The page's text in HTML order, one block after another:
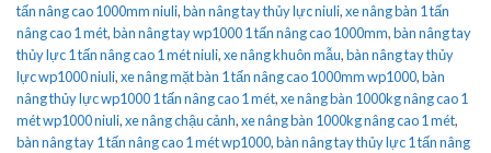
tấn nâng cao 1000mm niuli,bàn nâng tay thủy lực niuli,xe nâng bàn 1 tấn
nâng cao 1 mét,bàn nâng tay wp1000 1 tấn nâng cao 1000mm,bàn nâng tay
thủy lực 1 tấn nâng cao 1 mét niuli,xe nâng khuôn mẫu,bàn nâng tay thủy
lực wp1000 niuli,xe nâng mặt bàn 1 tấn nâng cao 1000mm wp1000,bàn
nâng thủy lực wp1000 1 tấn nâng cao 1 mét,xe nâng bàn 1000kg nâng cao 1
mét wp1000 niuli,xe nâng chậu cảnh,xe nâng bàn 1000kg nâng cao 1 mét,
bàn nâng tay 1 tấn nâng cao 1 mét wp1000,bàn nâng tay thủy lực 1 tấn nâng